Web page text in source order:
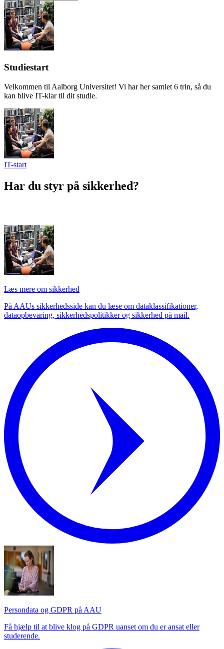
Studiestart
Velkommen til Aalborg Universitet! Vi har her samlet 6 trin, så du
kan blive IT-klar til dit studie.
IT-start
Har du styr på sikkerhed?
Læs mere om sikkerhed
På AAUs sikkerhedsside kan du læse om dataklassifikationer,
dataopbevaring, sikkerhedspolitikker og sikkerhed på mail.
Persondata og GDPR på AAU
Få hjælp til at blive klog på GDPR uanset om du er ansat eller
studerende.